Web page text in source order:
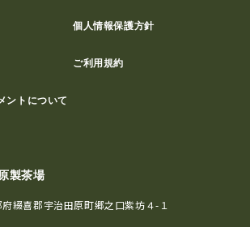
個人情報保護方針
ご利用規約
ントについて
製茶場
綴喜郡宇治田原町郷之口紫坊４-１